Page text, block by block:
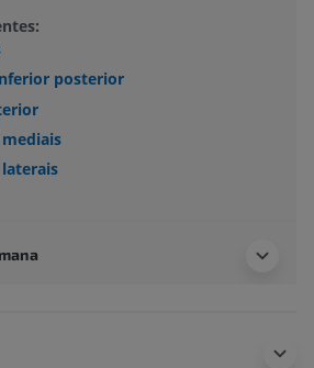
posterior